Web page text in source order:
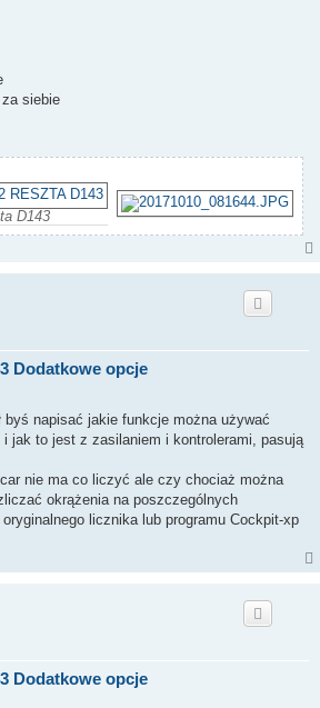
siebie
D143
Dodatkowe opcje
byś napisać jakie funkcje można używać
i jak to jest z zasilaniem i kontrolerami, pasują
nie ma co liczyć ale czy chociaż można
okrążenia na poszczególnych
licznika lub programu Cockpit-xp
Dodatkowe opcje